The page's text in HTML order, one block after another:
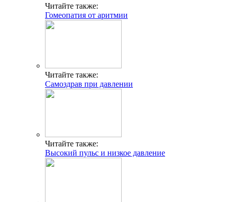
Читайте также:
Гомеопатия от аритмии
Читайте также:
Самоздрав при давлении
Читайте также:
Высокий пульс и низкое давление